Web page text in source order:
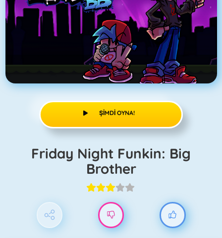
ŞIMDI OYNA!
Friday Night Funkin: Big
Brother